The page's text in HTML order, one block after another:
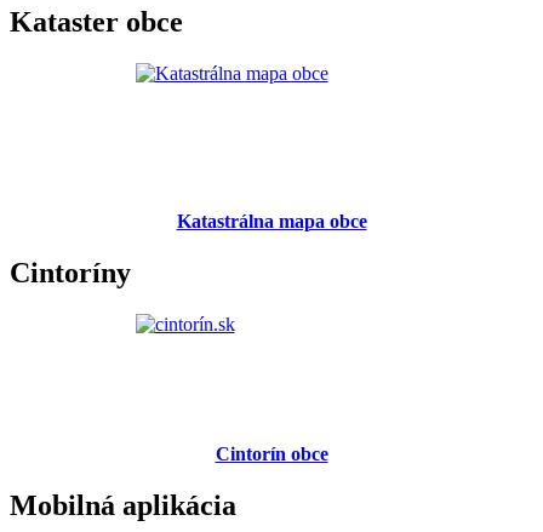
Kataster obce
Katastrálna mapa obce
Cintoríny
Cintorín obce
Mobilná aplikácia